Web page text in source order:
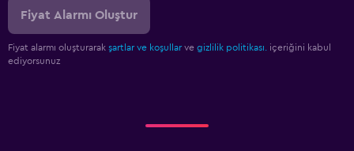
Fiyat Alarmı Oluştur
Fiyat alarmı oluşturarak şartlar ve koşullar ve gizlilik politikası.
içeriğini kabul
ediyorsunuz